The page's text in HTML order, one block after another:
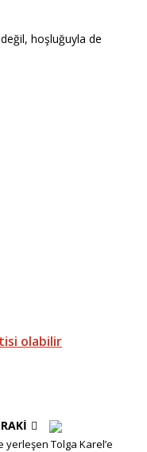
hoşluğuyla de
olabilir
yerleşen Tolga Karel’e